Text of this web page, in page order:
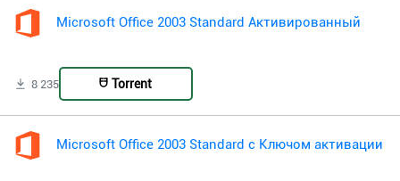
Microsoft Office 2003 Standard Активированный
8 235 Torrent
Microsoft Office 2003 Standard с Ключом активации